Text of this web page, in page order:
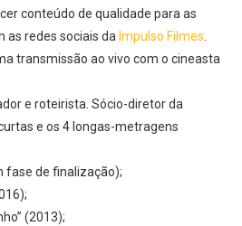
conteúdo de qualidade para as
as redes sociais da Impulso Filmes.
transmissão ao vivo com o cineasta
e roteirista. Sócio-diretor da
e os 4 longas-metragens
fase de finalização);
(2013);